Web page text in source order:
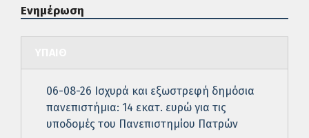
Ενημέρωση
06-08-26 Ισχυρά και εξωστρεφή δημόσια
πανεπιστήμια: 14 εκατ. ευρώ για τις
υποδομές του Πανεπιστημίου Πατρών